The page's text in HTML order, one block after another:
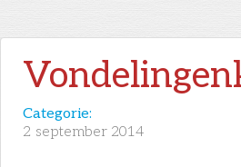
Categorie:
2 september 2014